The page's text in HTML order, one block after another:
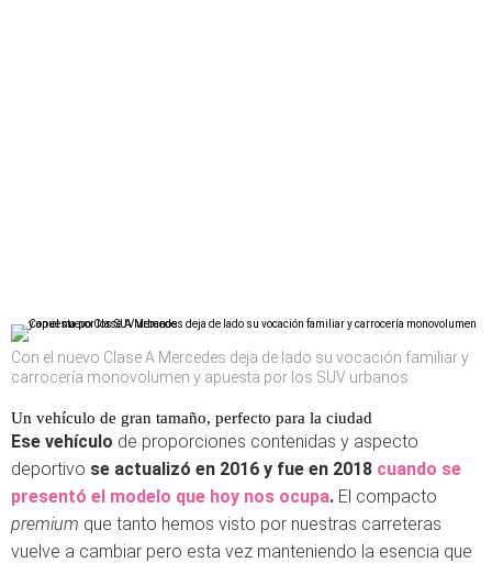
Con el nuevo Clase A Mercedes deja de lado su vocación familiar y
carrocería monovolumen y apuesta por los SUV urbanos
Un vehículo de gran tamaño, perfecto para la ciudad
Ese vehículo de proporciones contenidas y aspecto
deportivo se actualizó en 2016 y fue en 2018 cuando se
presentó el modelo que hoy nos ocupa. El compacto
premium que tanto hemos visto por nuestras carreteras
vuelve a cambiar pero esta vez manteniendo la esencia que